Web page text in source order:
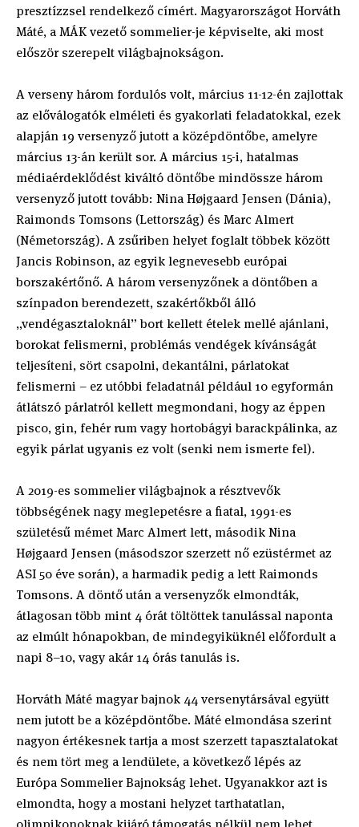
presztízzsel rendelkező címért. Magyarországot Horváth
Máté, a MÁK vezető sommelier-je képviselte, aki most
először szerepelt világbajnokságon.
A verseny három fordulós volt, március 11-12-én zajlottak
az előválogatók elméleti és gyakorlati feladatokkal, ezek
alapján 19 versenyző jutott a középdöntőbe, amelyre
március 13-án került sor. A március 15-i, hatalmas
médiaérdeklődést kiváltó döntőbe mindössze három
versenyző jutott tovább: Nina Højgaard Jensen (Dánia),
Raimonds Tomsons (Lettország) és Marc Almert
(Németország). A zsűriben helyet foglalt többek között
Jancis Robinson, az egyik legnevesebb európai
borszakértőnő. A három versenyzőnek a döntőben a
színpadon berendezett, szakértőkből álló
„vendégasztaloknál” bort kellett ételek mellé ajánlani,
borokat felismerni, problémás vendégek kívánságát
teljesíteni, sört csapolni, dekantálni, párlatokat
felismerni – ez utóbbi feladatnál például 10 egyformán
átlátszó párlatról kellett megmondani, hogy az éppen
pisco, gin, fehér rum vagy hortobágyi barackpálinka, az
egyik párlat ugyanis ez volt (senki nem ismerte fel).
A 2019-es sommelier világbajnok a résztvevők
többségének nagy meglepetésre a fiatal, 1991-es
születésű mémet Marc Almert lett, második Nina
Højgaard Jensen (másodszor szerzett nő ezüstérmet az
ASI 50 éve során), a harmadik pedig a lett Raimonds
Tomsons. A döntő után a versenyzők elmondták,
átlagosan több mint 4 órát töltöttek tanulással naponta
az elmúlt hónapokban, de mindegyiküknél előfordult a
napi 8–10, vagy akár 14 órás tanulás is.
Horváth Máté magyar bajnok 44 versenytársával együtt
nem jutott be a középdöntőbe. Máté elmondása szerint
nagyon értékesnek tartja a most szerzett tapasztalatokat
és nem tört meg a lendülete, a következő lépés az
Európa Sommelier Bajnokság lehet. Ugyanakkor azt is
elmondta, hogy a mostani helyzet tarthatatlan,